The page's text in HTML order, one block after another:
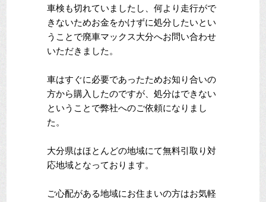
車検も切れていましたし、何より走行がで
きないためお金をかけずに処分したいとい
うことで廃車マックス大分へお問い合わせ
いただきました。
車はすぐに必要であったためお知り合いの
方から購入したのですが、処分はできない
ということで弊社へのご依頼になりまし
た。
大分県はほとんどの地域にて無料引取り対
応地域となっております。
ご心配がある地域にお住まいの方はお気軽